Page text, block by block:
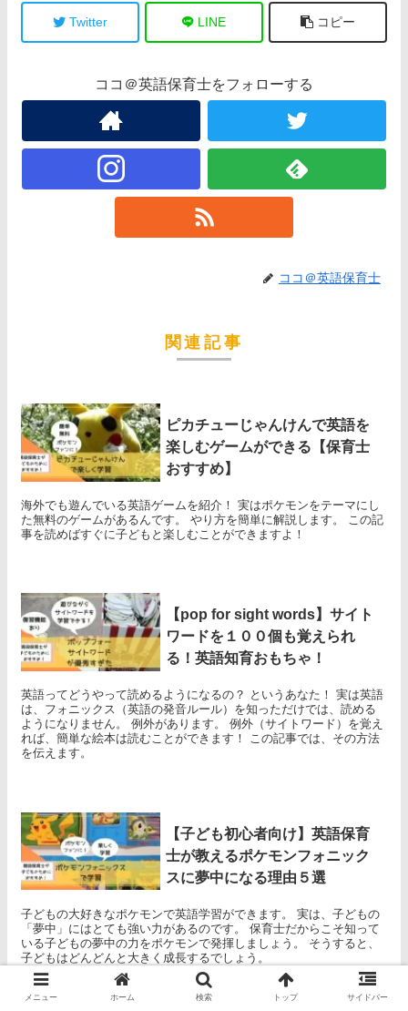
Twitter LINE コピー
ココ＠英語保育士をフォローする
ココ＠英語保育士
関連記事
ピカチューじゃんけんで英語を
楽しむゲームができる【保育士
おすすめ】
海外でも遊んでいる英語ゲームを紹介！ 実はポケモンをテーマにし
た無料のゲームがあるんです。 やり方を簡単に解説します。 この記
事を読めばすぐに子どもと楽しむことができますよ！
【pop for sight words】サイト
ワードを１００個も覚えられ
る！英語知育おもちゃ！
英語ってどうやって読めるようになるの？ というあなた！ 実は英語
は、フォニックス（英語の発音ルール）を知っただけでは、読める
ようになりません。 例外があります。 例外（サイトワード）を覚え
れば、簡単な絵本は読むことができます！ この記事では、その方法
を伝えます。
【子ども初心者向け】英語保育
士が教えるポケモンフォニック
スに夢中になる理由５選
子どもの大好きなポケモンで英語学習ができます。 実は、子どもの
「夢中」にはとても強い力があるのです。 保育士だからこそ知って
いる子どもの夢中の力をポケモンで発揮しましょう。 そうすると、
子どもはどんどんと大きく成長するでしょう。
メニュー ホーム 検索 トップ サイドバー